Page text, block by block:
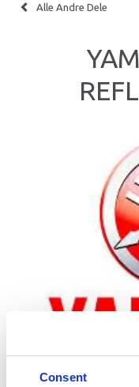
Consent
Alle Andre Dele